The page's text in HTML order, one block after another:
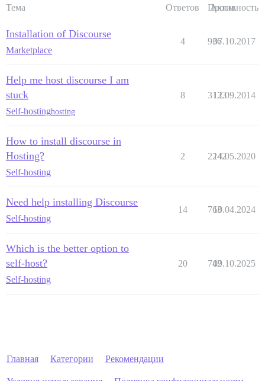
Тема Ответов Просм.
Активность
Installation of Discourse
Marketplace
4 936
07.10.2017
Help me host discourse I am
stuck
Self-hostinghosting
8 3133
12.09.2014
How to install discourse in
Hosting?
Self-hosting
2 2242
14.05.2020
Need help installing Discourse
Self-hosting
14 763
10.04.2024
Which is the better option to
self-host?
Self-hosting
20 742
09.10.2025
Главная Категории Рекомендации